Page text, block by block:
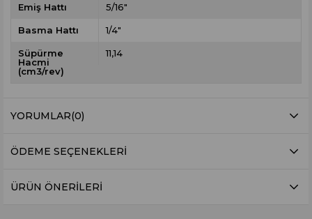
Emiş Hattı 5/16"
Basma Hattı 1/4"
Süpürme
Hacmi
(cm3/rev)
11,14
YORUMLAR(0)
ÖDEME SEÇENEKLERI
ÜRÜN ÖNERILERI